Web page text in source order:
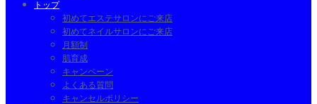
トップ
初めてエステサロンにご来店
初めてネイルサロンにご来店
月額制
肌育成
キャンペーン
よくある質問
キャンセルポリシー